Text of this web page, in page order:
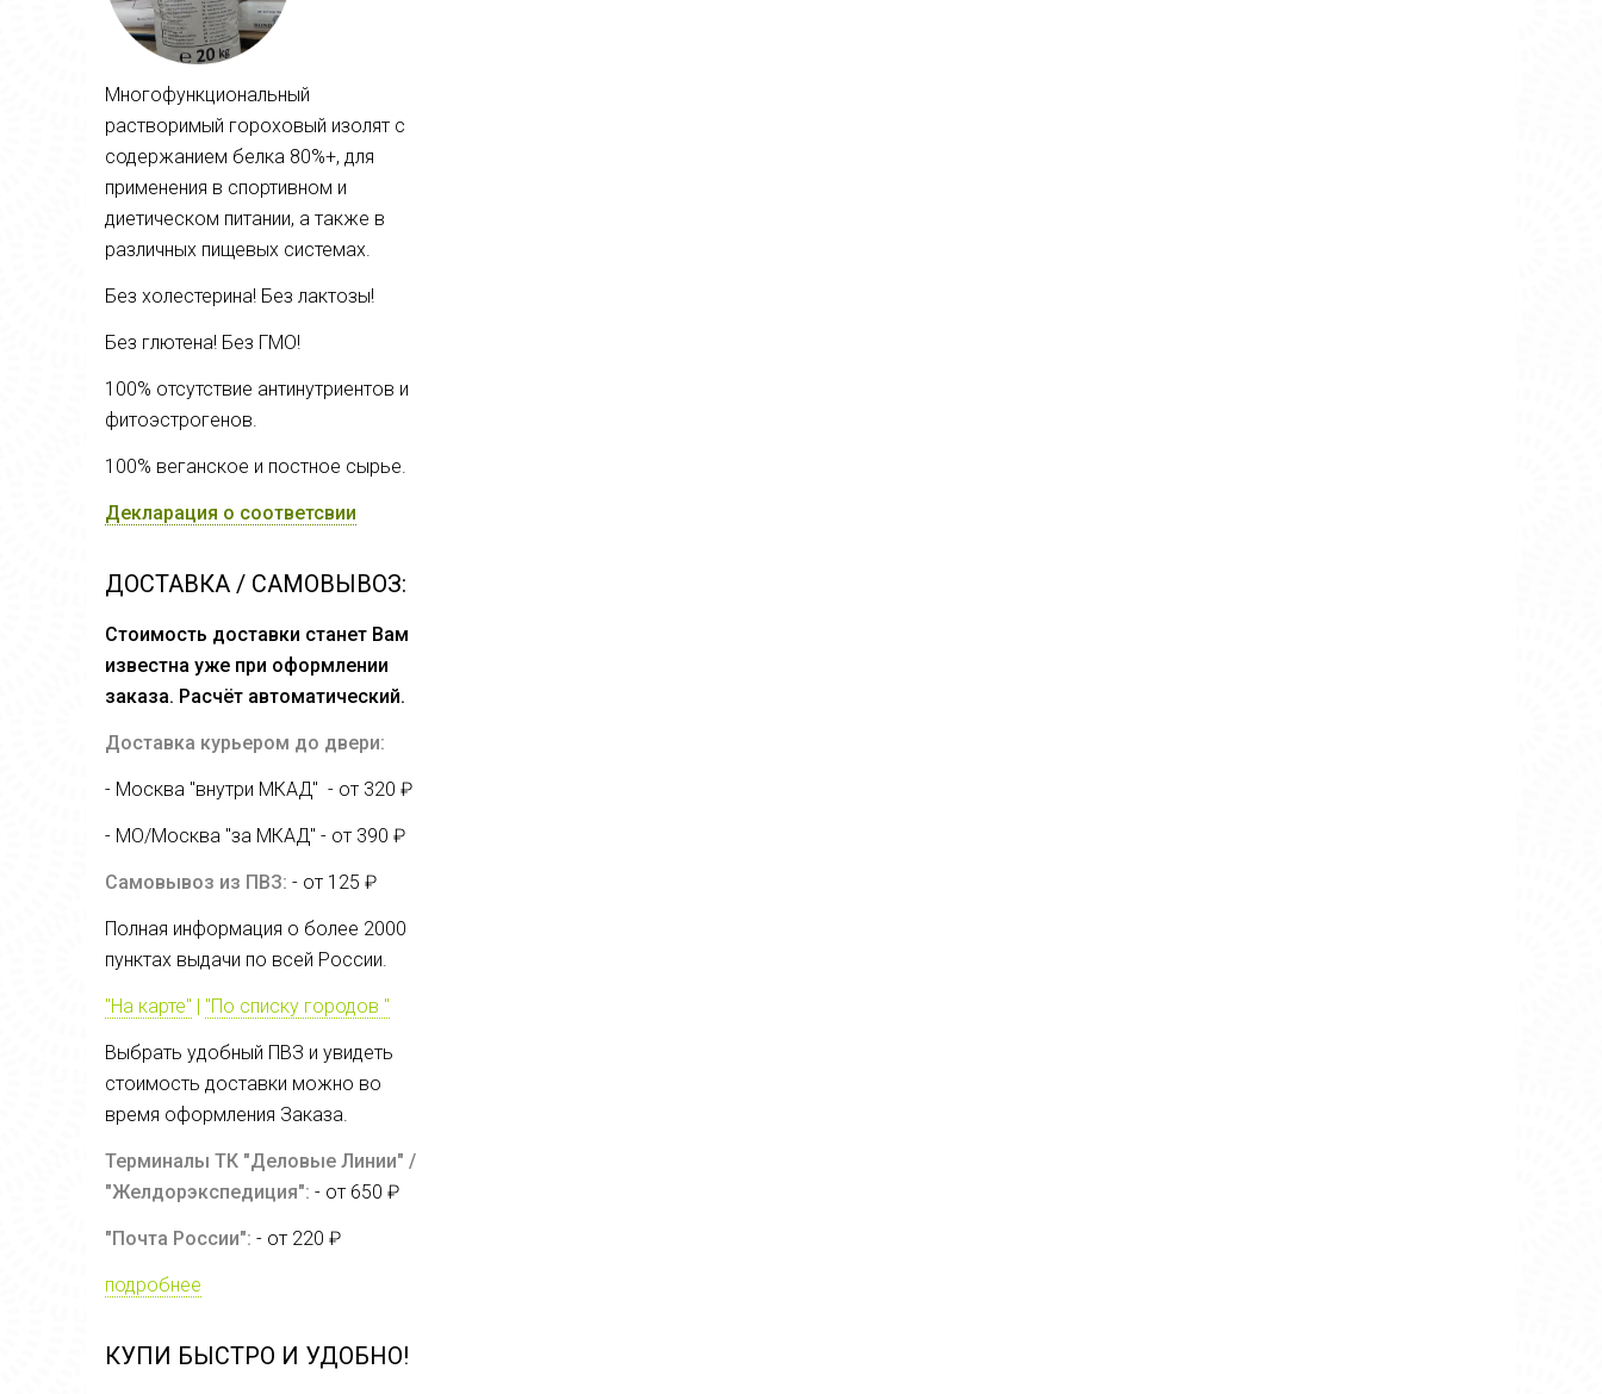
Многофункциональный
растворимый гороховый изолят с
содержанием белка 80%+, для
применения в спортивном и
диетическом питании, а также в
различных пищевых системах.
Без холестерина! Без лактозы!
Без глютена! Без ГМО!
100% отсутствие антинутриентов и
фитоэстрогенов.
100% веганское и постное сырье.
Декларация о соответсвии
ДОСТАВКА / САМОВЫВОЗ:
Стоимость доставки станет Вам
известна уже при оформлении
заказа. Расчёт автоматический.
Доставка курьером до двери:
- Москва "внутри МКАД" - от 320 ₽
- МО/Москва "за МКАД" - от 390 ₽
Самовывоз из ПВЗ: - от 125 ₽
Полная информация о более 2000
пунктах выдачи по всей России.
"На карте" | "По списку городов "
Выбрать удобный ПВЗ и увидеть
стоимость доставки можно во
время оформления Заказа.
Терминалы ТК "Деловые Линии" /
"Желдорэкспедиция": - от 650 ₽
"Почта России": - от 220 ₽
подробнее
КУПИ БЫСТРО И УДОБНО!